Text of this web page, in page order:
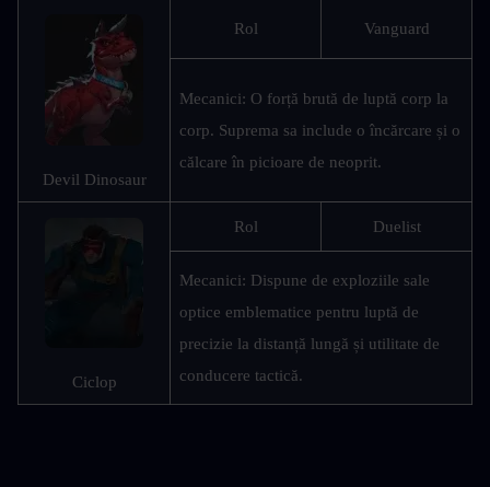
Devil Dinosaur
Rol Vanguard
Mecanici: O forță brută de luptă corp la
corp. Suprema sa include o încărcare și o
călcare în picioare de neoprit.
Ciclop
Rol Duelist
Mecanici: Dispune de exploziile sale
optice emblematice pentru luptă de
precizie la distanță lungă și utilitate de
conducere tactică.